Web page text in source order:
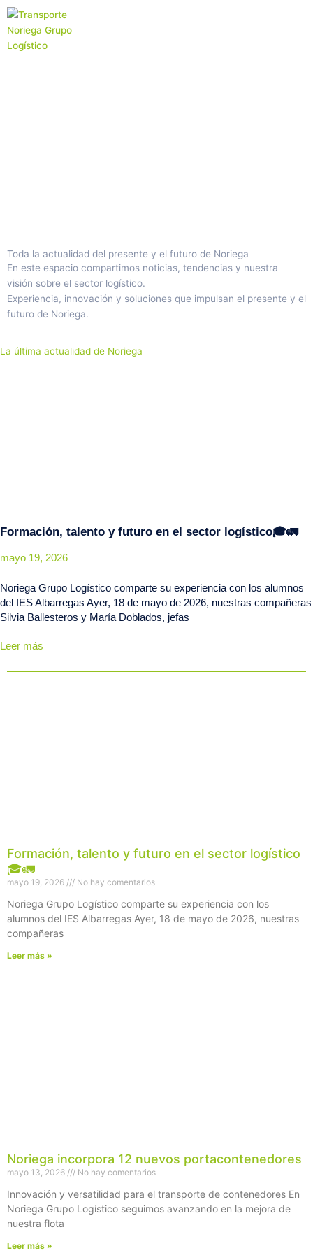
contenido
Toda la actualidad del presente y el futuro de Noriega
En este espacio compartimos noticias, tendencias y nuestra
visión sobre el sector logístico.
Experiencia, innovación y soluciones que impulsan el presente y el
futuro de Noriega.
La última actualidad de Noriega
Formación, talento y futuro en el sector logístico🎓🚛
mayo 19, 2026
Noriega Grupo Logístico comparte su experiencia con los alumnos
del IES Albarregas Ayer, 18 de mayo de 2026, nuestras compañeras
Silvia Ballesteros y María Doblados, jefas
Leer más
Formación, talento y futuro en el sector logístico
🎓🚛
mayo 19, 2026 No hay comentarios
Noriega Grupo Logístico comparte su experiencia con los
alumnos del IES Albarregas Ayer, 18 de mayo de 2026, nuestras
compañeras
Leer más »
Noriega incorpora 12 nuevos portacontenedores
mayo 13, 2026 No hay comentarios
Innovación y versatilidad para el transporte de contenedores En
Noriega Grupo Logístico seguimos avanzando en la mejora de
nuestra flota
Leer más »